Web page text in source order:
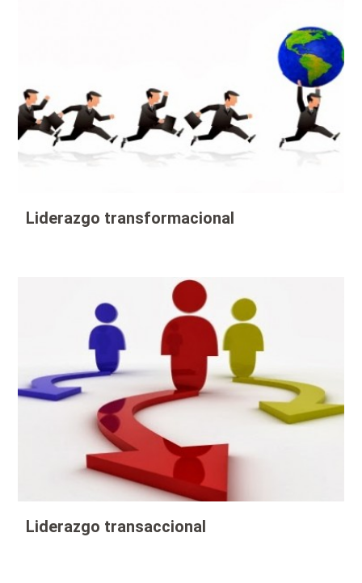
Liderazgo transformacional
Liderazgo transaccional